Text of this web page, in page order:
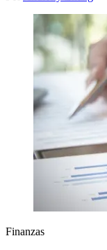
Finanzas